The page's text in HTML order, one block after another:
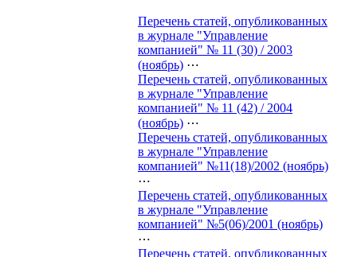
Перечень статей, опубликованных
в журнале "Управление
компанией" № 11 (30) / 2003
(ноябрь) ⋯
Перечень статей, опубликованных
в журнале "Управление
компанией" № 11 (42) / 2004
(ноябрь) ⋯
Перечень статей, опубликованных
в журнале "Управление
компанией" №11(18)/2002 (ноябрь)
⋯
Перечень статей, опубликованных
в журнале "Управление
компанией" №5(06)/2001 (ноябрь)
⋯
Перечень статей, опубликованных